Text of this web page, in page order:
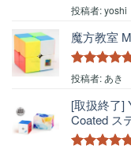
5段階中4
の評価
投稿者: yoshi
魔方教室
5段階中 5
投稿者: あき
[取扱終了]
Coated ス